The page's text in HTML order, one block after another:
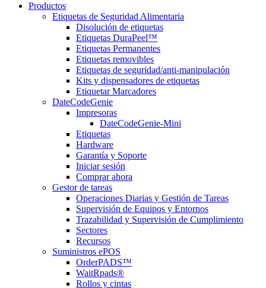
Productos
Etiquetas de Seguridad Alimentaria
Disolución de etiquetas
Etiquetas DuraPeel™
Etiquetas Permanentes
Etiquetas removibles
Etiquetas de seguridad/anti-manipulación
Kits y dispensadores de etiquetas
Etiquetar Marcadores
DateCodeGenie
Impresoras
DateCodeGenie-Mini
Etiquetas
Hardware
Garantía y Soporte
Iniciar sesión
Comprar ahora
Gestor de tareas
Operaciones Diarias y Gestión de Tareas
Supervisión de Equipos y Entornos
Trazabilidad y Supervisión de Cumplimiento
Sectores
Recursos
Suministros ePOS
OrderPADS™
WaitRpads®
Rollos y cintas